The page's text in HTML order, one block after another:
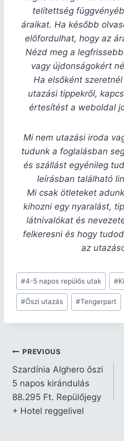
telítettség
áraikat. Ha később
előfordulhat, hogy az
Nézd meg a
vagy újdonságokért
Ha elsőként
utazási tippekről,
értesítést a weboldal
Mi nem utazási iroda
tudunk a foglalásban
és szállást egyénileg
leírásban található
Mi csak ötleteket
kihozni egy nyaralást,
látnivalókat és
felkeresni és hogy
az
#4-5 napos repülős utak #
#Őszi utazás #Tengerpart
PREVIOUS
Szardínia Alghero őszi
5 napos kirándulás
88.295 Ft. Repülőjegy
+ Hotel reggelivel